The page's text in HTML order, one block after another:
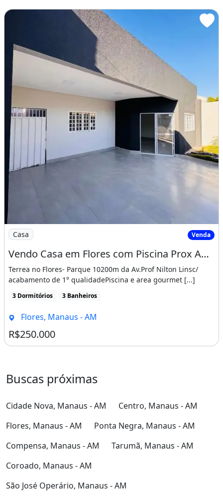
Imagem: Vendo Casa em Flores com Piscina Prox Ao
Casa Venda
Vendo Casa em Flores com Piscina Prox Ao Éden Pousada, Bem Localizada!! Aceito Proposta
Terrea no Flores- Parque 10200m da Av.Prof Nilton Linsc/
acabamento de 1° qualidadePiscina e area gourmet [...]
3 Dormitórios 3 Banheiros
Flores, Manaus - AM
R$250.000
Buscas próximas
Cidade Nova, Manaus - AM
Centro, Manaus - AM
Flores, Manaus - AM
Ponta Negra, Manaus - AM
Compensa, Manaus - AM
Tarumã, Manaus - AM
Coroado, Manaus - AM
São José Operário, Manaus - AM